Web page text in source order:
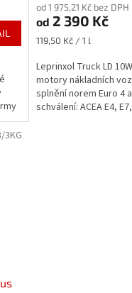
produktu
je
5,0
5
hvězdiček.
od 1 975,21 Kč bez DPH
od 2 390 Kč
Měrná
119,50 Kč / 1 l
Leprinxol Truck LD
motory nákladních
splnění norem Euro 4
schválení: ACEA E4,
3KG